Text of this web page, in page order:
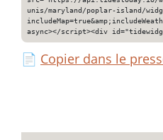
unis/maryland/poplar-island/
async></script><div
📄 Copier dans le